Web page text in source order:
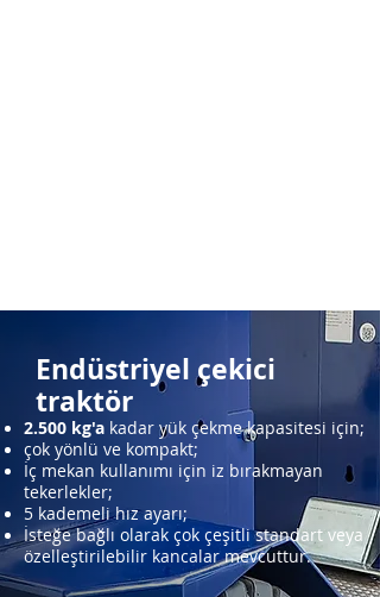
Endüstriyel çekici
traktör
2.500 kg'a kadar yük çekme kapasitesi için;
çok yönlü ve kompakt;
İç mekan kullanımı için iz bırakmayan
tekerlekler;
5 kademeli hız ayarı;
İsteğe bağlı olarak çok çeşitli standart veya
özelleştirilebilir kancalar mevcuttur.